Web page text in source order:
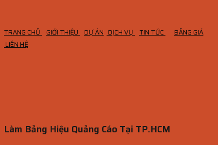
TRANG CHỦ GIỚI THIỆU DỰ ÁN DỊCH VỤ TIN TỨC
BẢNG GIÁ
LIÊN HỆ
Làm Bảng Hiệu Quảng Cáo Tại TP.HCM